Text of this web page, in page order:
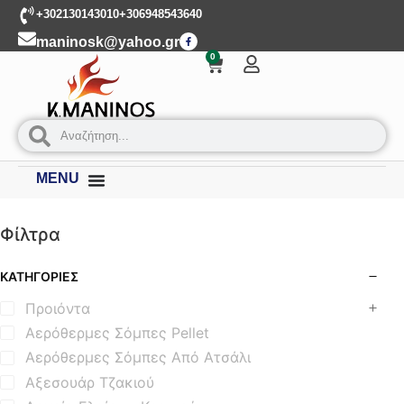
+302130143010+306948543640
maninosk@yahoo.gr
0
MENU
Φίλτρα
ΚΑΤΗΓΟΡΊΕΣ
Προιόντα
Αερόθερμες Σόμπες Pellet
Αερόθερμες Σόμπες Από Ατσάλι
Αξεσουάρ Τζακιού